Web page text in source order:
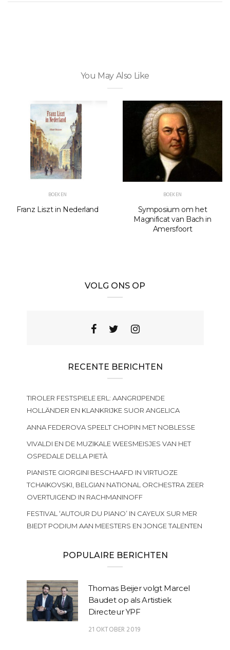
You May Also Like
BOEKEN
Franz Liszt in Nederland
BOEKEN
Symposium om het
Magnificat van Bach in
Amersfoort
VOLG ONS OP
RECENTE BERICHTEN
TIROLER FESTSPIELE ERL: AANGRIJPENDE
HOLLÄNDER EN KLANKRIJKE SUOR ANGELICA
ANNA FEDEROVA SPEELT CHOPIN MET NOBLESSE
VIVALDI EN DE MUZIKALE WEESMEISJES VAN HET
OSPEDALE DELLA PIETÀ
PIANISTE GIORGINI BESCHAAFD IN VIRTUOZE
TCHAIKOVSKI, BELGIAN NATIONAL ORCHESTRA ZEER
OVERTUIGEND IN RACHMANINOFF
FESTIVAL ‘AUTOUR DU PIANO’ IN CAYEUX SUR MER
BIEDT PODIUM AAN MEESTERS EN JONGE TALENTEN
POPULAIRE BERICHTEN
Thomas Beijer volgt Marcel
Baudet op als Artistiek
Directeur YPF
21 OKTOBER 2019